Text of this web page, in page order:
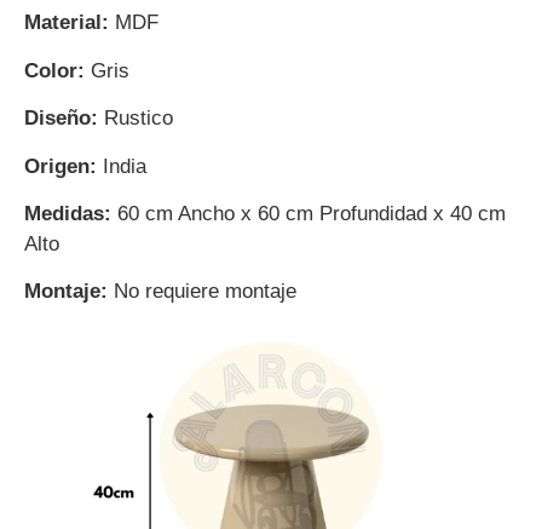
Material: MDF
Color: Gris
Diseño: Rustico
Origen: India
Medidas: 60 cm Ancho x 60 cm Profundidad x 40 cm
Alto
Montaje: No requiere montaje